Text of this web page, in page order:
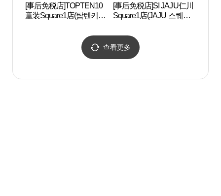
[事后免税店]TOPTEN10
童装Square1店(탑텐키즈
[事后免税店]SI JAJU仁川
Square1店(JAJU 스퀘어
查看更多